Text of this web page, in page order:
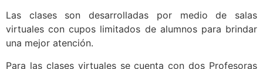
Las clases son desarrolladas por medio de salas
virtuales con cupos limitados de alumnos para brindar
una mejor atención.
Para las clases virtuales se cuenta con dos Profesoras